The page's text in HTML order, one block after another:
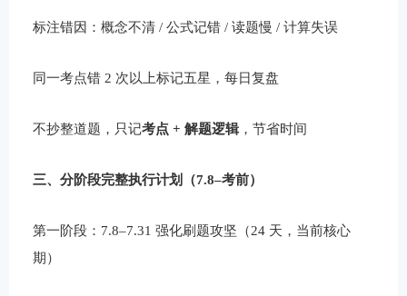
标注错因：概念不清 / 公式记错 / 读题慢 / 计算失误
同一考点错 2 次以上标记五星，每日复盘
不抄整道题，只记考点 + 解题逻辑，节省时间
三、分阶段完整执行计划（7.8–考前）
第一阶段：7.8–7.31 强化刷题攻坚（24 天，当前核心
期）